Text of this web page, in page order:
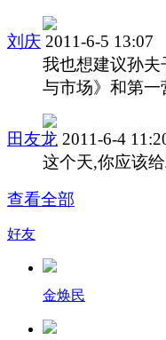
刘庆 2011-6-5 13:07
我也想建议孙
与市场》和第
田友龙 2011-6-4
这个天,你应该
查看全部
好友
金焕民